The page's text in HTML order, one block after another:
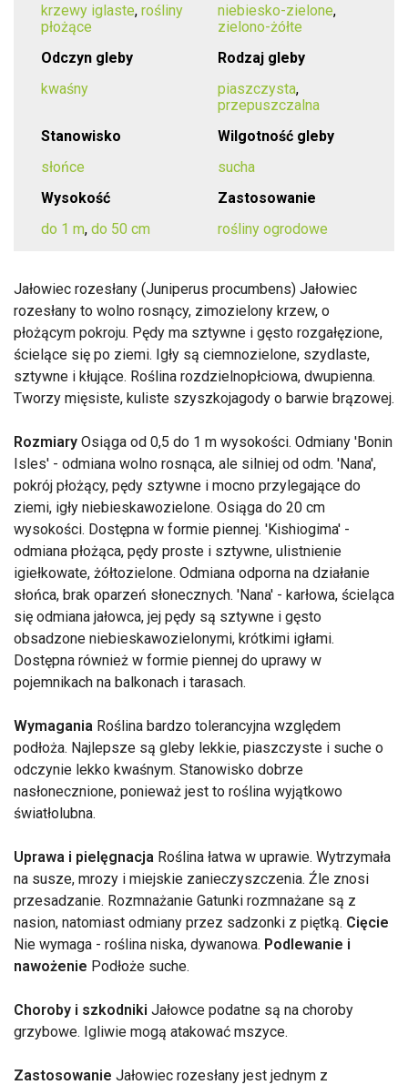
krzewy iglaste, rośliny
płożące
niebiesko-zielone,
zielono-żółte
Odczyn gleby
kwaśny
Rodzaj gleby
piaszczysta,
przepuszczalna
Stanowisko
słońce
Wilgotność gleby
sucha
Wysokość
do 1 m, do 50 cm
Zastosowanie
rośliny ogrodowe
Jałowiec rozesłany (Juniperus procumbens) Jałowiec
rozesłany to wolno rosnący, zimozielony krzew, o
płożącym pokroju. Pędy ma sztywne i gęsto rozgałęzione,
ścielące się po ziemi. Igły są ciemnozielone, szydlaste,
sztywne i kłujące. Roślina rozdzielnopłciowa, dwupienna.
Tworzy mięsiste, kuliste szyszkojagody o barwie brązowej.
Rozmiary Osiąga od 0,5 do 1 m wysokości. Odmiany 'Bonin
Isles' - odmiana wolno rosnąca, ale silniej od odm. 'Nana',
pokrój płożący, pędy sztywne i mocno przylegające do
ziemi, igły niebieskawozielone. Osiąga do 20 cm
wysokości. Dostępna w formie piennej. 'Kishiogima' -
odmiana płożąca, pędy proste i sztywne, ulistnienie
igiełkowate, żółtozielone. Odmiana odporna na działanie
słońca, brak oparzeń słonecznych. 'Nana' - karłowa, ścieląca
się odmiana jałowca, jej pędy są sztywne i gęsto
obsadzone niebieskawozielonymi, krótkimi igłami.
Dostępna również w formie piennej do uprawy w
pojemnikach na balkonach i tarasach.
Wymagania Roślina bardzo tolerancyjna względem
podłoża. Najlepsze są gleby lekkie, piaszczyste i suche o
odczynie lekko kwaśnym. Stanowisko dobrze
nasłonecznione, ponieważ jest to roślina wyjątkowo
światłolubna.
Uprawa i pielęgnacja Roślina łatwa w uprawie. Wytrzymała
na susze, mrozy i miejskie zanieczyszczenia. Źle znosi
przesadzanie. Rozmnażanie Gatunki rozmnażane są z
nasion, natomiast odmiany przez sadzonki z piętką. Cięcie
Nie wymaga - roślina niska, dywanowa. Podlewanie i
nawożenie Podłoże suche.
Choroby i szkodniki Jałowce podatne są na choroby
grzybowe. Igliwie mogą atakować mszyce.
Zastosowanie Jałowiec rozesłany jest jednym z